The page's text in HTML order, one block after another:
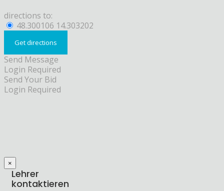
directions to:
48.300106 14.303202
Send Message
Login Required
Send Your Bid
Login Required
×
Lehrer
kontaktieren